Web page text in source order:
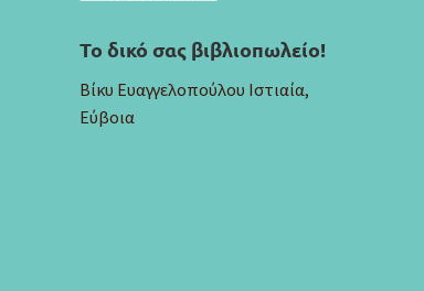
Το δικό σας βιβλιοπωλείο!
Βίκυ Ευαγγελοπούλου Ιστιαία,
Εύβοια